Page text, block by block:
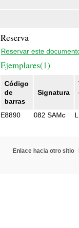
Reserva
Reservar este
Ejemplares(1)
Código
de
barras
Signatura
E8890
082 SAMc
Enlace hacia otro sitio